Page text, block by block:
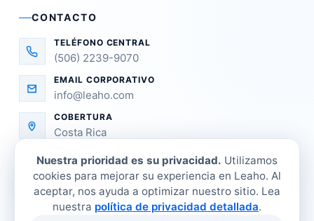
CONTACTO
TELÉFONO CENTRAL
(506) 2239-9070
EMAIL CORPORATIVO
info@leaho.com
COBERTURA
Costa Rica
Nuestra prioridad es su privacidad. Utilizamos
cookies para mejorar su experiencia en Leaho. Al
aceptar, nos ayuda a optimizar nuestro sitio. Lea
nuestra política de privacidad detallada.